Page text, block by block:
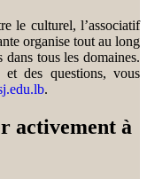
le culturel, l’associatif
organise tout au long
dans tous les domaines.
des questions, vous
.
activement à